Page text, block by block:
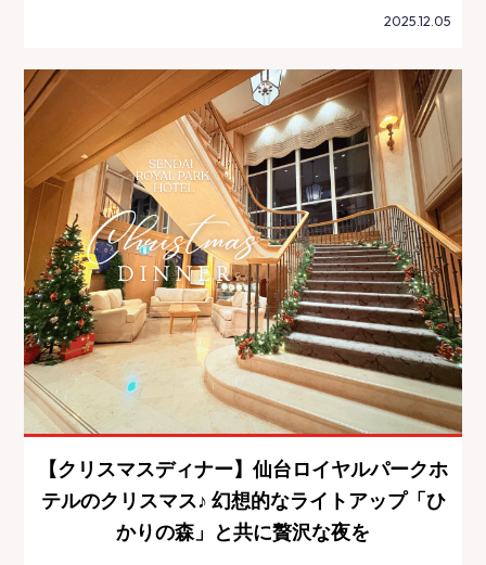
2025.12.05
【クリスマスディナー】仙台ロイヤルパークホ
テルのクリスマス♪ 幻想的なライトアップ「ひ
かりの森」と共に贅沢な夜を